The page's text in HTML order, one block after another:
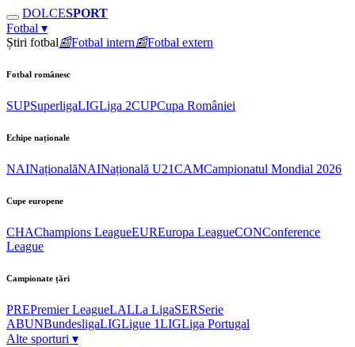
DOLCESPORT
Fotbal ▾
Știri fotbal📰Fotbal intern📰Fotbal extern
Fotbal românesc
SUPSuperligaLIGLiga 2CUPCupa României
Echipe naționale
NAINaționalăNAINațională U21CAMCampionatul Mondial 2026
Cupe europene
CHAChampions LeagueEUREuropa LeagueCONConference
League
Campionate țări
PREPremier LeagueLALLa LigaSERSerie
ABUNBundesligaLIGLigue 1LIGLiga Portugal
Alte sporturi ▾